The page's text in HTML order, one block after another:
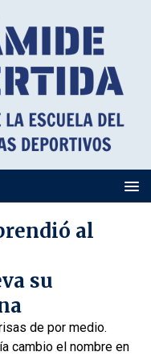
al
su
de por medio.
cambio el nombre en